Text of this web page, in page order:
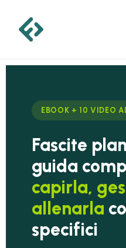
contenuto
EBOOK + 10 VIDEO
Fascite
guida
capirla,
allenarla
specifici